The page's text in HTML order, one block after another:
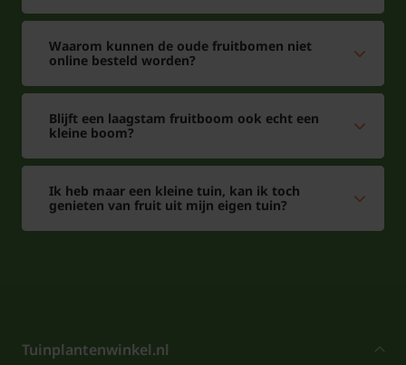
Waarom kunnen de oude fruitbomen niet
online besteld worden?
Blijft een laagstam fruitboom ook echt een
kleine boom?
Ik heb maar een kleine tuin, kan ik toch
genieten van fruit uit mijn eigen tuin?
Tuinplantenwinkel.nl